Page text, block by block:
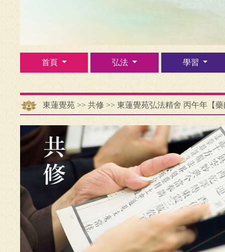
首頁 弘法 學習
東蓮覺苑 >> 共修 >> 東蓮覺苑弘法精舍 丙午年【